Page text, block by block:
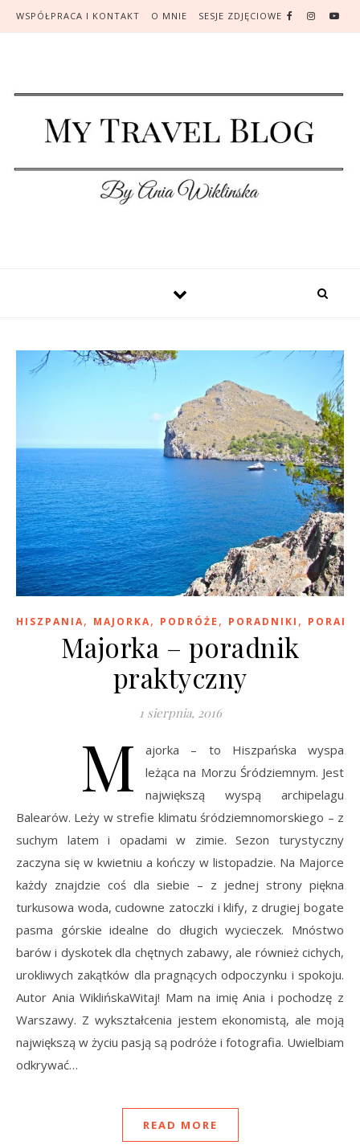
WSPÓŁPRACA I KONTAKT O MNIE SESJE ZDJĘCIOWE
HISZPANIA, MAJORKA, PODRÓŻE , PORADNIKI , PORADY
Majorka – poradnik
praktyczny
1 sierpnia, 2016
M
ajorka – to Hiszpańska wyspa
leżąca na Morzu Śródziemnym. Jest
największą wyspą archipelagu
Balearów. Leży w strefie klimatu śródziemnomorskiego – z
suchym latem i opadami w zimie. Sezon turystyczny
zaczyna się w kwietniu a kończy w listopadzie. Na Majorce
każdy znajdzie coś dla siebie – z jednej strony piękna
turkusowa woda, cudowne zatoczki i klify, z drugiej bogate
pasma górskie idealne do długich wycieczek. Mnóstwo
barów i dyskotek dla chętnych zabawy, ale również cichych,
urokliwych zakątków dla pragnących odpoczynku i spokoju.
Autor Ania WiklińskaWitaj! Mam na imię Ania i pochodzę z
Warszawy. Z wykształcenia jestem ekonomistą, ale moją
największą w życiu pasją są podróże i fotografia. Uwielbiam
odkrywać…
READ MORE